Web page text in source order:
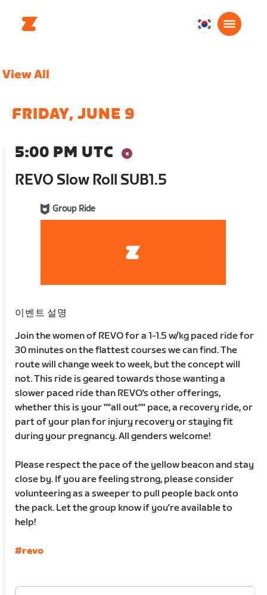
대
View All
FRIDAY, JUNE 9
5:00 PM UTC
REVO Slow Roll SUB1.5
Group Ride
이벤트 설명
Join the women of REVO for a 1-1.5 w/kg paced ride for
30 minutes on the flattest courses we can find. The
route will change week to week, but the concept will
not. This ride is geared towards those wanting a
slower paced ride than REVO's other offerings,
whether this is your ""all out"" pace, a recovery ride, or
part of your plan for injury recovery or staying fit
during your pregnancy. All genders welcome!
Please respect the pace of the yellow beacon and stay
close by. If you are feeling strong, please consider
volunteering as a sweeper to pull people back onto
the pack. Let the group know if you're available to
help!
#revo